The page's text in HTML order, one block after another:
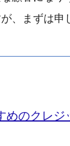
、まずは申
めのクレ